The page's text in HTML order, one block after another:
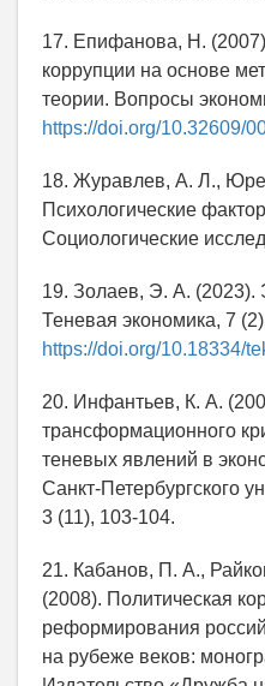
17. Епифанова, Н.
коррупции на основе
теории. Вопросы
https://doi.org/10.32609/
18. Журавлев, А. Л.,
Психологические
Социологические
19. Золаев, Э. А. (2023).
Теневая экономика, 7
https://doi.org/10.18334/
20. Инфантьев, К. А.
трансформационного
теневых явлений в
Санкт-Петербургского
3 (11), 103-104.
21. Кабанов, П. А.,
(2008). Политическая
реформирования
на рубеже веков: